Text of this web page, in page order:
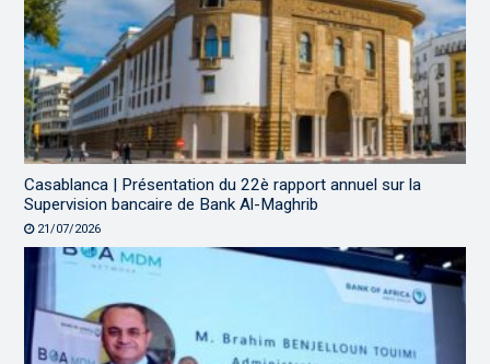
Casablanca | Présentation du 22è rapport annuel sur la
Supervision bancaire de Bank Al-Maghrib
21/07/2026